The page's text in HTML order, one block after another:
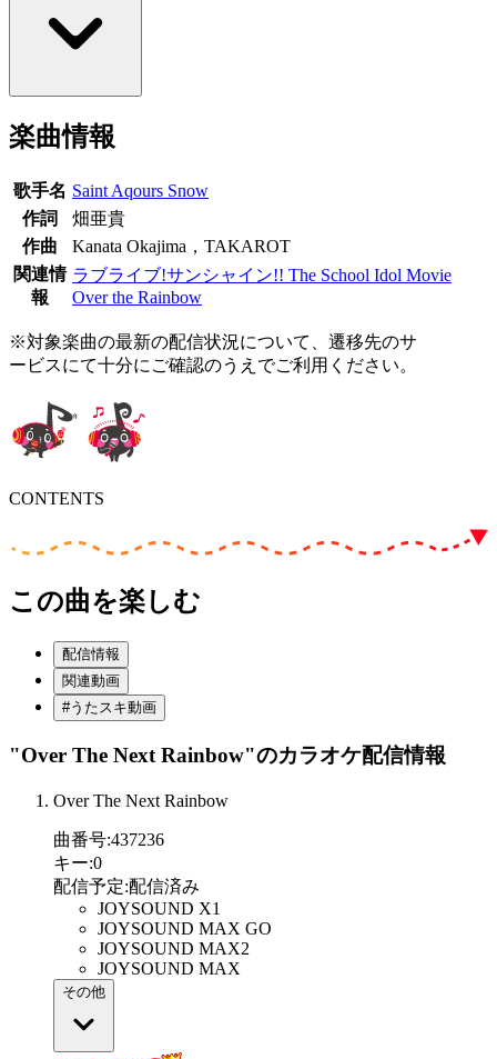
楽曲情報
歌手名 Saint Aqours Snow
作詞
畑亜貴
作曲
Kanata Okajima，TAKAROT
関連情
報
ラブライブ!サンシャイン!! The School Idol Movie
Over the Rainbow
※対象楽曲の最新の配信状況について、遷移先のサ
ービスにて十分にご確認のうえでご利用ください。
CONTENTS
この曲を楽しむ
配信情報
関連動画
#うたスキ動画
"Over The Next Rainbow"のカラオケ配信情報
Over The Next Rainbow
曲番号:437236
キー:0
配信予定:配信済み
JOYSOUND X1
JOYSOUND MAX GO
JOYSOUND MAX2
JOYSOUND MAX
その他